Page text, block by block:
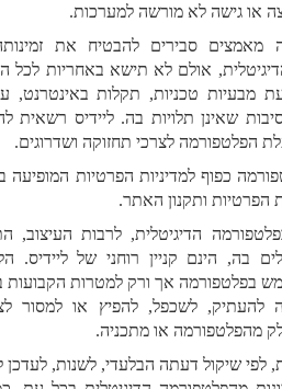
לא מורשה למערכות.
ליידיס תעשה מאמצים סבירים להבטיח את זמינותה של
הפלטפורמה הדיגיטלית, אולם לא תישא באחריות לכל הפרעה
בשירות הנובעת מבעיות טכניות, תקלות באינטרנט, עבודות
תחזוקה, או נסיבות שאינן תלויות בה. ליידיס רשאית להפסיק
לצרכי תחזוקה ושדרוגים.
השימוש בפלטפורמה כפוף למדיניות הפרטיות המופיעה בתקנון
ותקנון האתר.
רשאית להשתמש בפלטפורמה אך ורק למטרות הקבועות בתקנון
זה, ואסור לה להעתיק, לשכפל, להפיץ או למסור לצדדים
או מתכניה.
ליידיס רשאית, לפי שיקול דעתה הבלעדי, לשנות, לעדכן להוסיף